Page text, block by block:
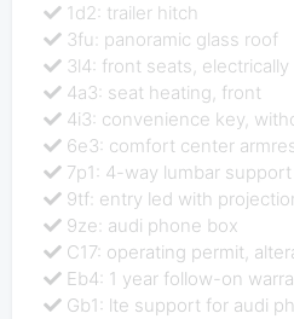
1d2: trailer hitch
3fu: panoramic glass roof
3l4: front seats,
4a3: seat heating, front
4i3: convenience key,
6e3: comfort center
7p1: 4-way lumbar
9tf: entry led with
9ze: audi phone box
C17: operating permit,
Eb4: 1 year follow-on
Gb1: lte support for audi